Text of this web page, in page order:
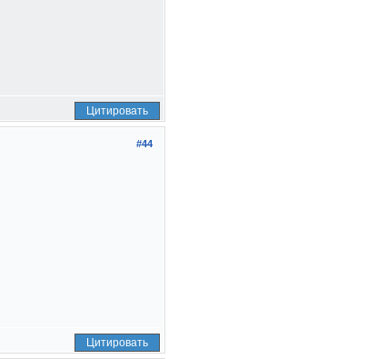
Цитировать
#44
Цитировать